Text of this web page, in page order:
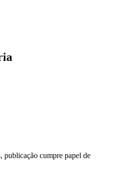
publicação cumpre papel de